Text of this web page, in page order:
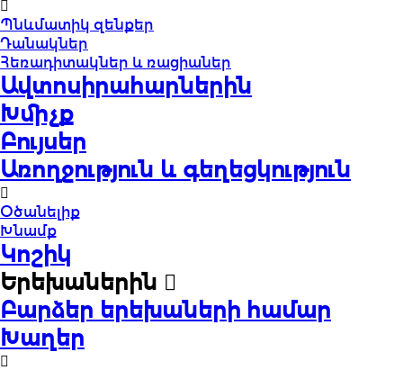
Պնևմատիկ զենքեր
Դանակներ
Հեռադիտակներ և ռացիաներ
Ավտոսիրահարներին
Խմիչք
Բույսեր
Առողջություն և գեղեցկություն
Օծանելիք
Խնամք
Կոշիկ
Երեխաներին
Բարձեր երեխաների համար
Խաղեր